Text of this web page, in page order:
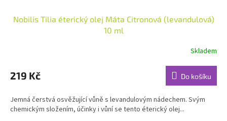
Nobilis Tilia éterický olej Máta Citronová (levandulová)
10 ml
produktu
je
z
5
Skladem
219 Kč Do košíku
Jemná čerstvá osvěžující vůně s levandulovým nádechem. Svým
chemickým složením, účinky i vůní se tento éterický olej...